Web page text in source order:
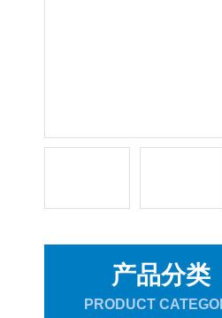
产品分类
PRODUCT